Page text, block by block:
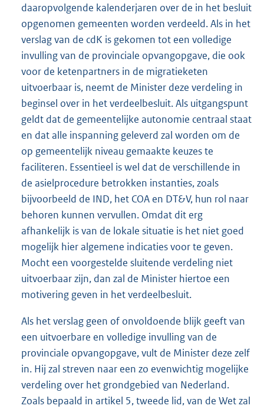
daaropvolgende kalenderjaren over de in het besluit
opgenomen gemeenten worden verdeeld. Als in het
verslag van de cdK is gekomen tot een volledige
invulling van de provinciale opvangopgave, die ook
voor de ketenpartners in de migratieketen
uitvoerbaar is, neemt de Minister deze verdeling in
beginsel over in het verdeelbesluit. Als uitgangspunt
geldt dat de gemeentelijke autonomie centraal staat
en dat alle inspanning geleverd zal worden om de
op gemeentelijk niveau gemaakte keuzes te
faciliteren. Essentieel is wel dat de verschillende in
de asielprocedure betrokken instanties, zoals
bijvoorbeeld de IND, het COA en DT&V, hun rol naar
behoren kunnen vervullen. Omdat dit erg
afhankelijk is van de lokale situatie is het niet goed
mogelijk hier algemene indicaties voor te geven.
Mocht een voorgestelde sluitende verdeling niet
uitvoerbaar zijn, dan zal de Minister hiertoe een
motivering geven in het verdeelbesluit.
Als het verslag geen of onvoldoende blijk geeft van
een uitvoerbare en volledige invulling van de
provinciale opvangopgave, vult de Minister deze zelf
in. Hij zal streven naar een zo evenwichtig mogelijke
verdeling over het grondgebied van Nederland.
Zoals bepaald in artikel 5, tweede lid, van de Wet zal